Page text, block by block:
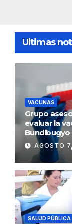
Ultimas
VACUNAS
Grupo
evaluar la
Bundibugyo
AGOSTO
SALUD PÚBLICA